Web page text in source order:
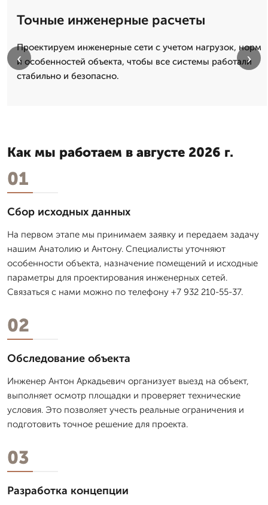
Точные инженерные расчеты
Проектируем инженерные сети с учетом нагрузок, норм
и особенностей объекта, чтобы все системы работали
стабильно и безопасно.
‹ ›
Как мы работаем в августе 2026 г.
01
Сбор исходных данных
На первом этапе мы принимаем заявку и передаем задачу
нашим Анатолию и Антону. Специалисты уточняют
особенности объекта, назначение помещений и исходные
параметры для проектирования инженерных сетей.
Связаться с нами можно по телефону +7 932 210-55-37.
02
Обследование объекта
Инженер Антон Аркадьевич организует выезд на объект,
выполняет осмотр площадки и проверяет технические
условия. Это позволяет учесть реальные ограничения и
подготовить точное решение для проекта.
03
Разработка концепции